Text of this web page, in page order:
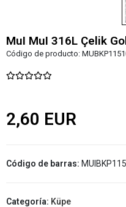
MuI MuI 316L Çelik
Código de producto:
2,60 EUR
Código de barras:
Categoría: Küpe